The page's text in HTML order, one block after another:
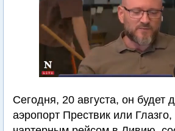
Сегодня, 20 августа, он будет
аэропорт Прествик или